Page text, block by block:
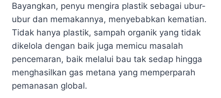
Bayangkan, penyu mengira plastik sebagai ubur-
ubur dan memakannya, menyebabkan kematian.
Tidak hanya plastik, sampah organik yang tidak
dikelola dengan baik juga memicu masalah
pencemaran, baik melalui bau tak sedap hingga
menghasilkan gas metana yang memperparah
pemanasan global.